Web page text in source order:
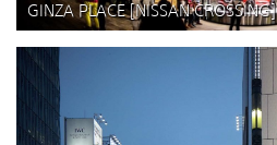
GINZA PLACE [NISSAN CROSSING]